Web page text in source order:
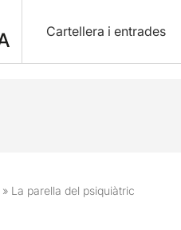
Cartellera i entrades
» La parella del psiquiàtric